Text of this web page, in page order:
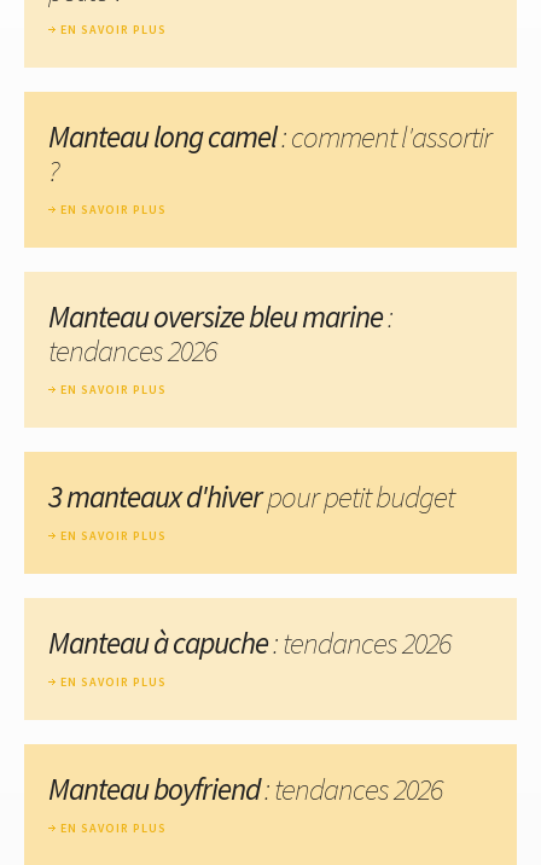
EN SAVOIR PLUS
Manteau long camel: comment l'assortir
?
EN SAVOIR PLUS
Manteau oversize bleu marine:
tendances 2026
EN SAVOIR PLUS
3 manteaux d'hiverpour petit budget
EN SAVOIR PLUS
Manteau à capuche: tendances 2026
EN SAVOIR PLUS
Manteau boyfriend: tendances 2026
EN SAVOIR PLUS